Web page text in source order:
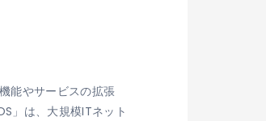
能やサービスの拡張
」は、大規模ITネット